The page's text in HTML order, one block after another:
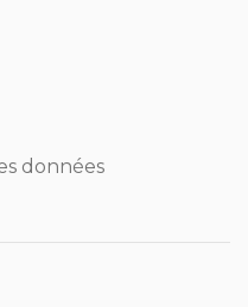
données